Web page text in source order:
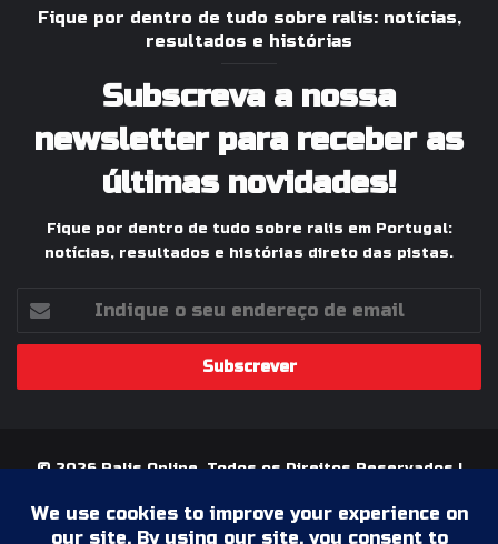
Fique por dentro de tudo sobre ralis: notícias,
resultados e histórias
Subscreva a nossa
newsletter para receber as
últimas novidades!
Fique por dentro de tudo sobre ralis em Portugal:
notícias, resultados e histórias direto das pistas.
seu
de
© 2026 Ralis Online, Todos os Direitos Reservados |
Paixão pelos Ralis em Portugal
Termos & Condições
Política de Privacidade